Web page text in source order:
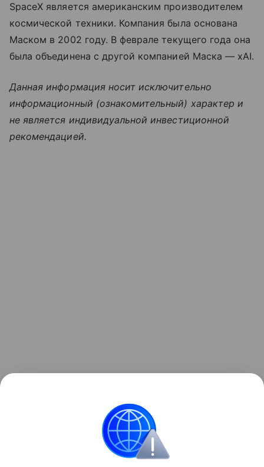
SpaceX является американским производителем
космической техники. Компания была основана
Маском в 2002 году. В феврале текущего года она
была объединена с другой компанией Маска — xAI.
Данная информация носит исключительно
информационный (ознакомительный) характер и
не является индивидуальной инвестиционной
рекомендацией.
Акции: их виды и способы
инвестирования
В статье подробно расскажем о том, что такое
акции и как на них можно заработать.